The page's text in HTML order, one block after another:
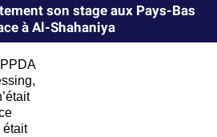
son stage aux Pays-Bas
à Al-Shahaniya
était